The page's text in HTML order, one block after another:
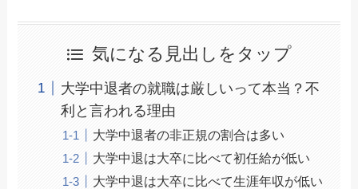
気になる見出しをタップ
大学中退者の就職は厳しいって本当？不
利と言われる理由
大学中退者の非正規の割合は多い
大学中退は大卒に比べて初任給が低い
大学中退は大卒に比べて生涯年収が低い